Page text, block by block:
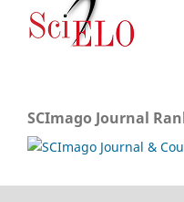
SCImago Journal